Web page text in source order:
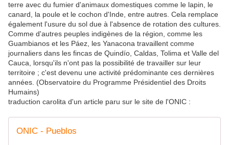
terre avec du fumier d'animaux domestiques comme le lapin, le
canard, la poule et le cochon d'Inde, entre autres. Cela remplace
également l'usure du sol due à l'absence de rotation des cultures.
Comme d'autres peuples indigènes de la région, comme les
Guambianos et les Páez, les Yanacona travaillent comme
journaliers dans les fincas de Quindío, Caldas, Tolima et Valle del
Cauca, lorsqu'ils n'ont pas la possibilité de travailler sur leur
territoire ; c'est devenu une activité prédominante ces dernières
années. (Observatoire du Programme Présidentiel des Droits
Humains)
traduction carolita d'un article paru sur le site de l'ONIC :
ONIC - Pueblos